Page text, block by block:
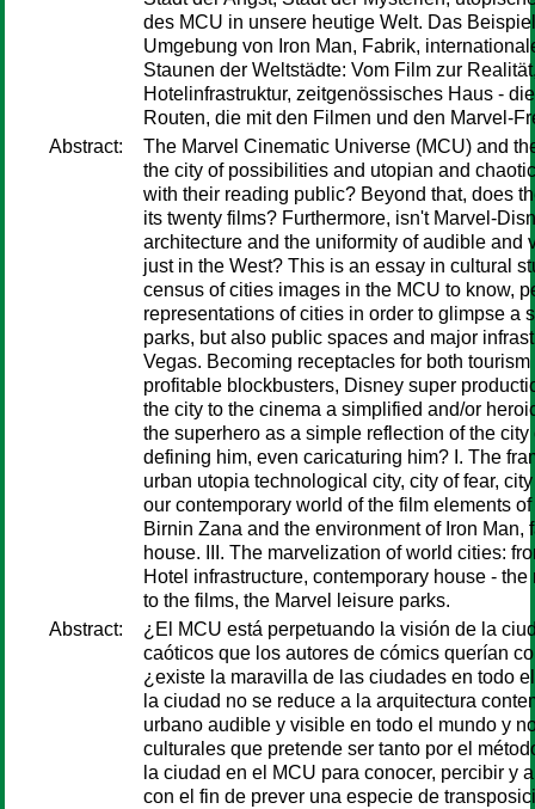
des MCU in unsere heutige Welt. Das
Umgebung von Iron Man, Fabrik,
Staunen der Weltstädte: Vom Film zur
Hotelinfrastruktur, zeitgenössisches Haus -
Routen, die mit den Filmen und den Marvel-
Abstract:
The Marvel Cinematic Universe (MCU) and
the city of possibilities and utopian and
with their reading public? Beyond that, does
its twenty films? Furthermore, isn't Marvel-
architecture and the uniformity of audible
just in the West? This is an essay in cultural
census of cities images in the MCU to know,
representations of cities in order to glimpse a
parks, but also public spaces and major
Vegas. Becoming receptacles for both
profitable blockbusters, Disney super
the city to the cinema a simplified and/or
the superhero as a simple reflection of the
defining him, even caricaturing him? I. The
urban utopia technological city, city of fear,
our contemporary world of the film elements
Birnin Zana and the environment of Iron
house. III. The marvelization of world cities:
Hotel infrastructure, contemporary house -
to the films, the Marvel leisure parks.
Abstract:
¿El MCU está perpetuando la visión de la
caóticos que los autores de cómics querían
¿existe la maravilla de las ciudades en todo
la ciudad no se reduce a la arquitectura
urbano audible y visible en todo el mundo y
culturales que pretende ser tanto por el
la ciudad en el MCU para conocer, percibir y
con el fin de prever una especie de